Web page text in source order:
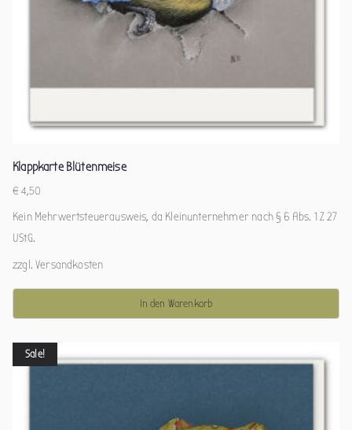
Klappkarte Blütenmeise
€ 4,50
Kein Mehrwertsteuerausweis, da Kleinunternehmer nach § 6 Abs. 1 Z 27
UStG.
zzgl.Versandkosten
In den Warenkorb
Sale!